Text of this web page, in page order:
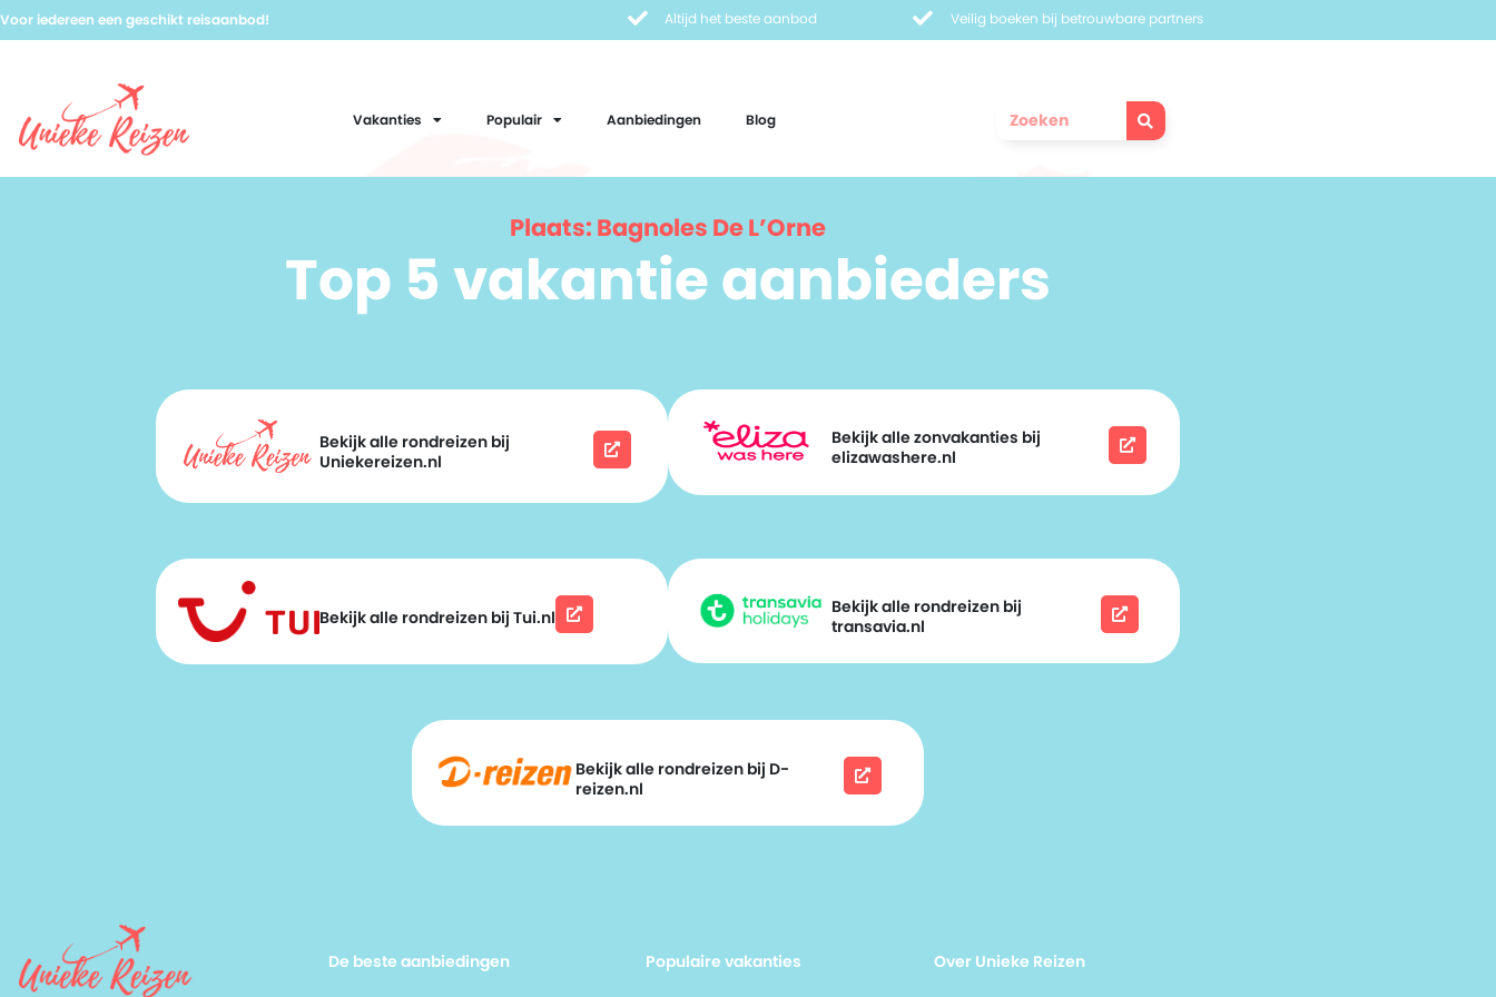
Voor iedereen een geschikt reisaanbod! Altijd het beste aanbod Veilig boeken bij betrouwbare partners
Vakanties Populair Aanbiedingen Blog
Plaats: Bagnoles De L’Orne
Top 5 vakantie aanbieders
Bekijk alle rondreizen bij
Uniekereizen.nl
Bekijk alle zonvakanties bij
elizawashere.nl
Bekijk alle rondreizen bij Tui.nl
Bekijk alle rondreizen bij
transavia.nl
Bekijk alle rondreizen bij D-
reizen.nl
De beste aanbiedingen Populaire vakanties Over Unieke Reizen